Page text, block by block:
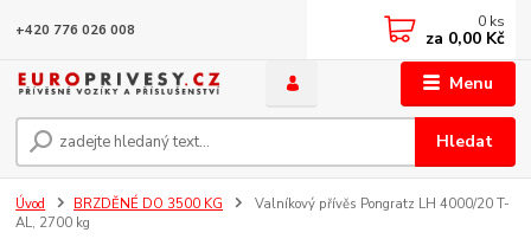
Menu
Hledat
+420 776 026 008 0 ks
za 0,00 Kč
Úvod BRZDĚNÉ DO 3500 KG
Valníkový přívěs Pongratz LH 4000/20 T-
AL, 2700 kg